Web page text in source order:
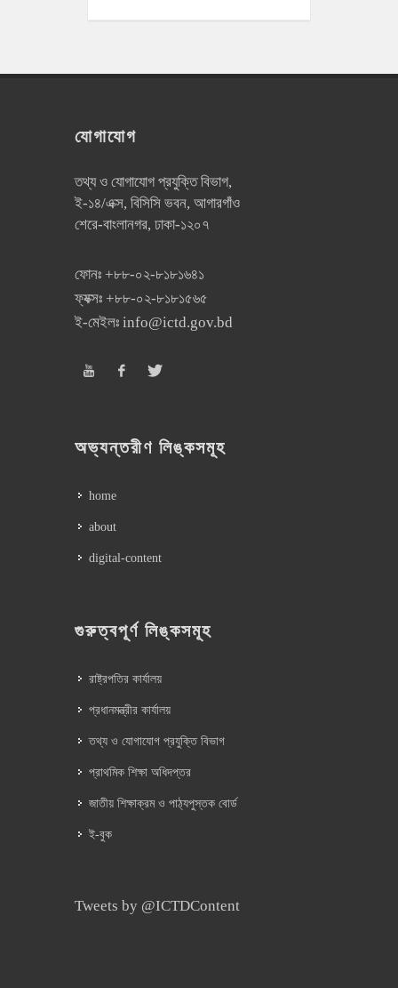
যোগাযোগ
তথ্য ও যোগাযোগ প্রযুক্তি বিভাগ,
ই-১৪/এক্স, বিসিসি ভবন, আগারগাঁও
শেরে-বাংলানগর, ঢাকা-১২০৭
ফোনঃ +৮৮-০২-৮১৮১৬৪১
ফ্যক্সঃ +৮৮-০২-৮১৮১৫৬৫
ই-মেইলঃ info@ictd.gov.bd
অভ্যন্তরীণ লিঙ্কসমূহ
home
about
digital-content
গুরুত্বপূর্ণ লিঙ্কসমূহ
রাষ্ট্রপতির কার্যালয়
প্রধানমন্ত্রীর কার্যালয়
তথ্য ও যোগাযোগ প্রযুক্তি বিভাগ
প্রাথমিক শিক্ষা অধিদপ্তর
জাতীয় শিক্ষাক্রম ও পাঠ্যপুস্তক বোর্ড
ই-বুক
Tweets by @ICTDContent